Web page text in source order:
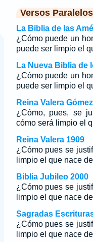
Versos Paralelos
La Biblia de las
¿Cómo puede un
puede ser limpio el
La Nueva Biblia de
¿Cómo puede un
puede ser limpio el
Reina Valera Gómez
¿Cómo, pues, se
cómo será limpio el
Reina Valera 1909
¿Cómo pues se
limpio el que nace
Biblia Jubileo 2000
¿Cómo pues se
limpio el que nace
Sagradas
¿Cómo pues se
limpio el que nace